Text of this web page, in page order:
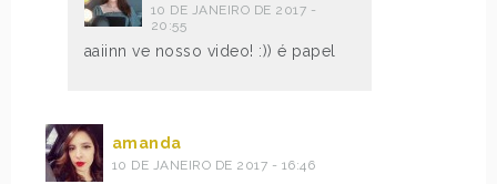
10 DE JANEIRO DE 2017 -
20:55
aaiinn ve nosso video! :)) é papel
amanda
10 DE JANEIRO DE 2017 - 16:46